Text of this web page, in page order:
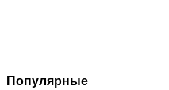
Популярные